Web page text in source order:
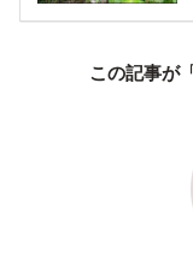
この記事が